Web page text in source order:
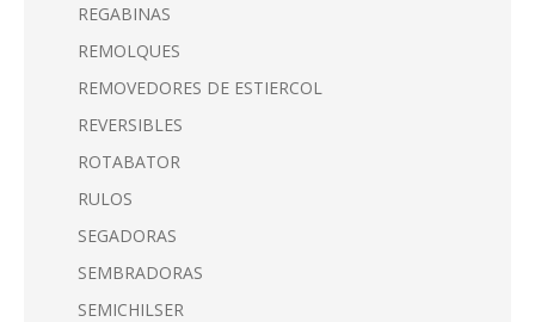
REGABINAS
REMOLQUES
REMOVEDORES DE ESTIERCOL
REVERSIBLES
ROTABATOR
RULOS
SEGADORAS
SEMBRADORAS
SEMICHILSER